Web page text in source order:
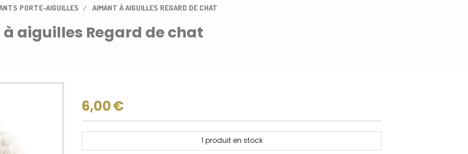
PORTE-AIGUILLES AIMANT À AIGUILLES REGARD DE CHAT
aiguilles Regard de chat
6,00€
1 produit en stock